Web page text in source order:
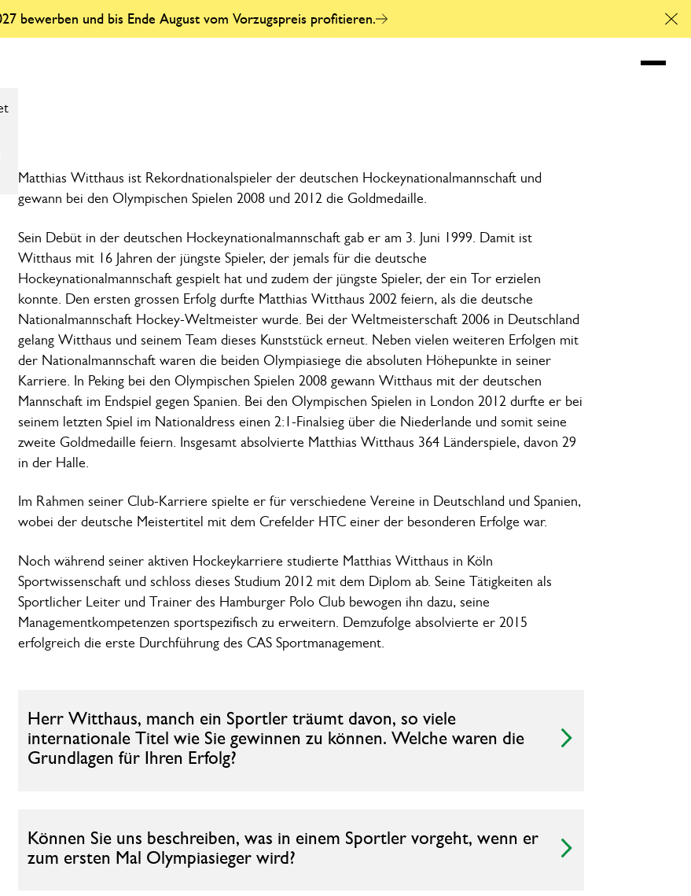
bewerben und bis Ende August vom Vorzugspreis profitieren.
Matthias Witthaus ist Rekordnationalspieler der deutschen Hockeynationalmannschaft und
gewann bei den Olympischen Spielen 2008 und 2012 die Goldmedaille.
Sein Debüt in der deutschen Hockeynationalmannschaft gab er am 3. Juni 1999. Damit ist
Witthaus mit 16 Jahren der jüngste Spieler, der jemals für die deutsche
Hockeynationalmannschaft gespielt hat und zudem der jüngste Spieler, der ein Tor erzielen
konnte. Den ersten grossen Erfolg durfte Matthias Witthaus 2002 feiern, als die deutsche
Nationalmannschaft Hockey-Weltmeister wurde. Bei der Weltmeisterschaft 2006 in Deutschland
gelang Witthaus und seinem Team dieses Kunststück erneut. Neben vielen weiteren Erfolgen mit
der Nationalmannschaft waren die beiden Olympiasiege die absoluten Höhepunkte in seiner
Karriere. In Peking bei den Olympischen Spielen 2008 gewann Witthaus mit der deutschen
Mannschaft im Endspiel gegen Spanien. Bei den Olympischen Spielen in London 2012 durfte er bei
seinem letzten Spiel im Nationaldress einen 2:1-Finalsieg über die Niederlande und somit seine
zweite Goldmedaille feiern. Insgesamt absolvierte Matthias Witthaus 364 Länderspiele, davon 29
in der Halle.
Im Rahmen seiner Club-Karriere spielte er für verschiedene Vereine in Deutschland und Spanien,
wobei der deutsche Meistertitel mit dem Crefelder HTC einer der besonderen Erfolge war.
Noch während seiner aktiven Hockeykarriere studierte Matthias Witthaus in Köln
Sportwissenschaft und schloss dieses Studium 2012 mit dem Diplom ab. Seine Tätigkeiten als
Sportlicher Leiter und Trainer des Hamburger Polo Club bewogen ihn dazu, seine
Managementkompetenzen sportspezifisch zu erweitern. Demzufolge absolvierte er 2015
erfolgreich die erste Durchführung des CAS Sportmanagement.
Herr Witthaus, manch ein Sportler träumt davon, so viele
internationale Titel wie Sie gewinnen zu können. Welche waren die
Grundlagen für Ihren Erfolg?
Können Sie uns beschreiben, was in einem Sportler vorgeht, wenn er
zum ersten Mal Olympiasieger wird?